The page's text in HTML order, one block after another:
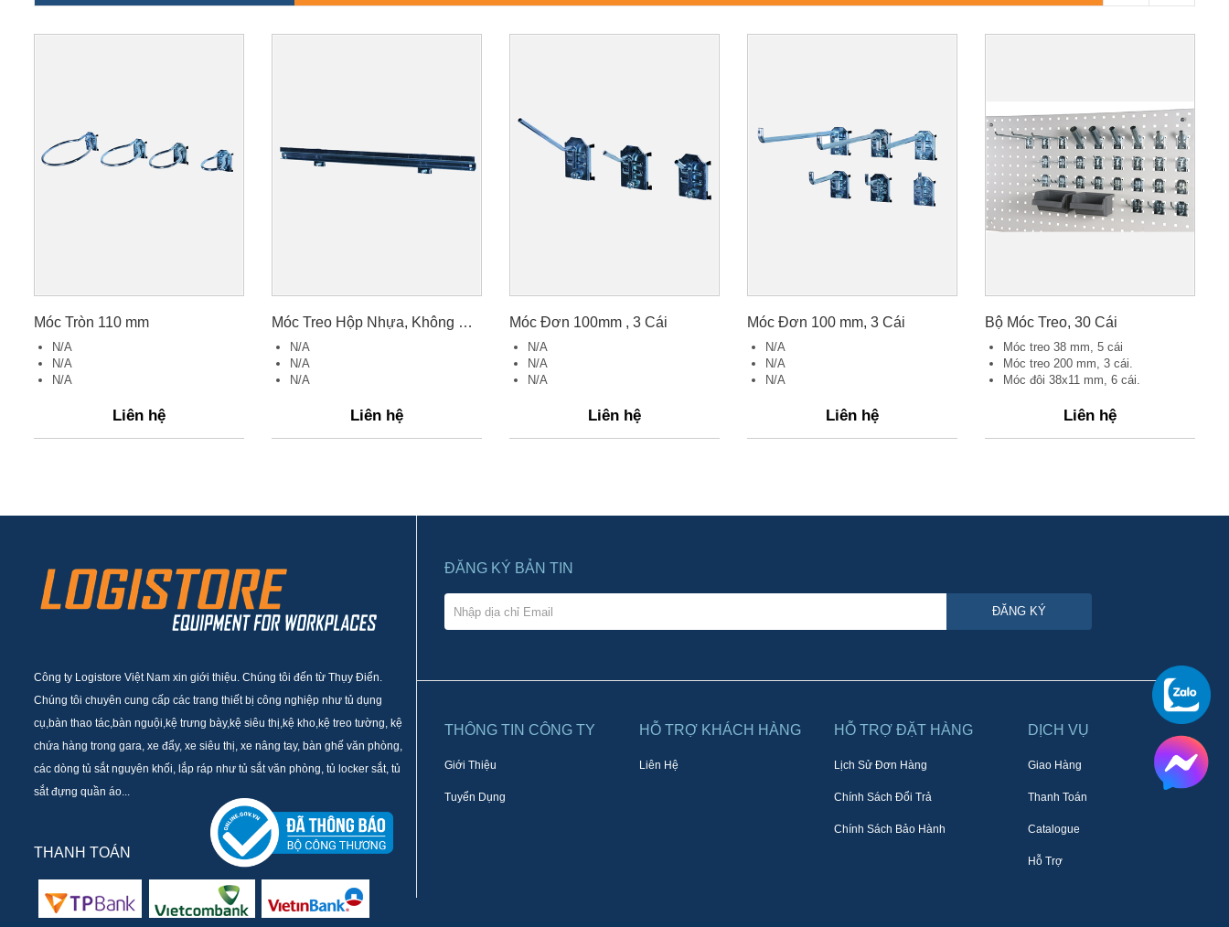
Móc Tròn 110 mm
N/A
N/A
N/A
Liên hệ
Móc Treo Hộp Nhựa, Không Bao Gồm Hộp Nhựa 555 mm
N/A
N/A
N/A
Liên hệ
Móc Đơn 100mm , 3 Cái
N/A
N/A
N/A
Liên hệ
Móc Đơn 100 mm, 3 Cái
N/A
N/A
N/A
Liên hệ
Bộ Móc Treo, 30 Cái
Móc treo 38 mm, 5 cái
Móc treo 200 mm, 3 cái.
Móc đôi 38x11 mm, 6 cái.
Liên hệ
Công ty Logistore Việt Nam xin giới thiệu. Chúng tôi đến từ Thụy Điển.
Chúng tôi chuyên cung cấp các trang thiết bị công nghiệp như tủ dụng
cụ,bàn thao tác,bàn nguội,kệ trưng bày,kệ siêu thị,kệ kho,kệ treo tường, kệ
chứa hàng trong gara, xe đẩy, xe siêu thị, xe nâng tay, bàn ghế văn phòng,
các dòng tủ sắt nguyên khối, lắp ráp như tủ sắt văn phòng, tủ locker sắt, tủ
sắt đựng quần áo...
THANH TOÁN
ĐĂNG KÝ BẢN TIN
ĐĂNG KÝ
THÔNG TIN CÔNG TY
Giới Thiệu
Tuyển Dụng
HỖ TRỢ KHÁCH HÀNG
Liên Hệ
HỖ TRỢ ĐẶT HÀNG
Lịch Sử Đơn Hàng
Chính Sách Đổi Trả
Chính Sách Bảo Hành
DỊCH VỤ
Giao Hàng
Thanh Toán
Catalogue
Hỗ Trợ